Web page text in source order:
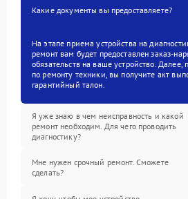
Какие документы вы предоставляете?
На этапе приема устройства на
ремонт вам будет предоставлен заказ-
обязательств на ваше устройство. Далее,
по ремонту техники, вы получите акт
гарантийный талон.
Я уже знаю в чем неисправность и какой
ремонт необходим. Для чего проводить
диагностику?
Мне нужен срочный ремонт. Сможете
сделать?